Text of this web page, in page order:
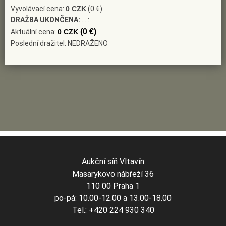
Vyvolávací cena: 0 CZK(0 €)
DRAŽBA UKONČENA: . . :
Aktuální cena: 0 CZK (0 €)
Poslední dražitel: NEDRAŽENO
Aukční síň Vltavín
Masarykovo nábřeží 36
110 00 Praha 1
po-pá: 10.00-12.00 a 13.00-18.00
Tel.: +420 224 930 340